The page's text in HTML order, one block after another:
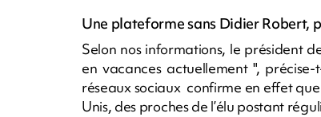
Une plateforme sans Didier Robert,
Selon nos informations, le président
en vacances actuellement ",
réseaux sociaux confirme en effet
Unis, des proches de l’élu postant